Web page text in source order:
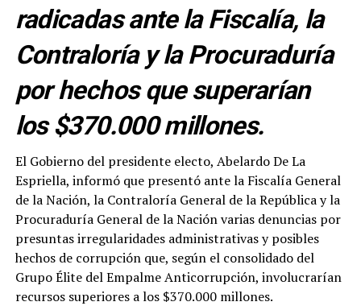
radicadas ante la Fiscalía, la
Contraloría y la Procuraduría
por hechos que superarían
los $370.000 millones.
El Gobierno del presidente electo, Abelardo De La
Espriella, informó que presentó ante la Fiscalía General
de la Nación, la Contraloría General de la República y la
Procuraduría General de la Nación varias denuncias por
presuntas irregularidades administrativas y posibles
hechos de corrupción que, según el consolidado del
Grupo Élite del Empalme Anticorrupción, involucrarían
recursos superiores a los $370.000 millones.